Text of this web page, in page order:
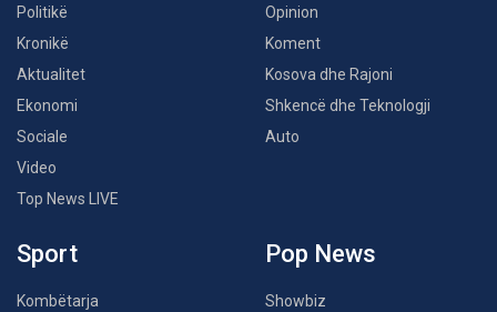
Politikë
Kronikë
Aktualitet
Ekonomi
Sociale
Video
Top News LIVE
Opinion
Koment
Kosova dhe Rajoni
Shkencë dhe Teknologji
Auto
Sport
Kombëtarja
Pop News
Showbiz